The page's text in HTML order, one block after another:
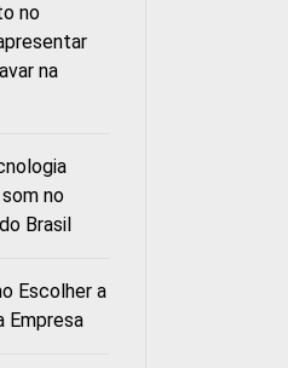
no
na
no
Brasil
Escolher a
Empresa